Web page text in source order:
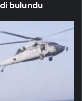
bulundu